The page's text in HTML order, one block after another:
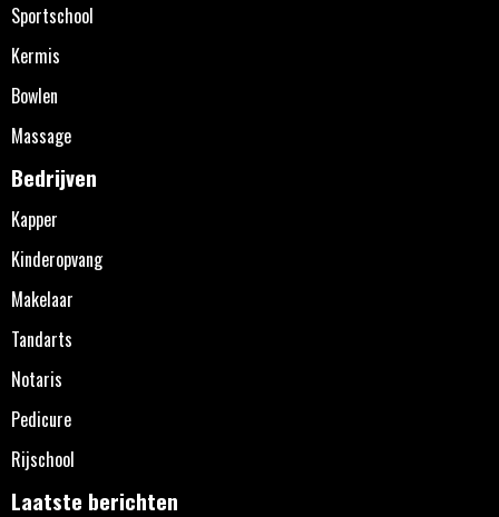
Sportschool
Kermis
Bowlen
Massage
Bedrijven
Kapper
Kinderopvang
Makelaar
Tandarts
Notaris
Pedicure
Rijschool
Laatste berichten